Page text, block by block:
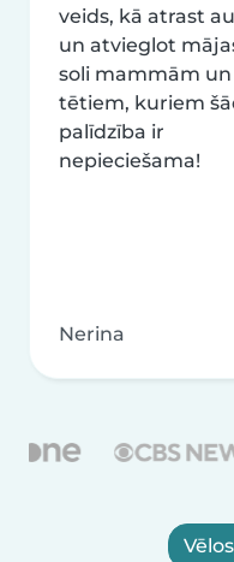
veids, kā atrast
un atvieglot
soli mammām un
tētiem, kuriem
palīdzība ir
nepieciešama!
Nerina